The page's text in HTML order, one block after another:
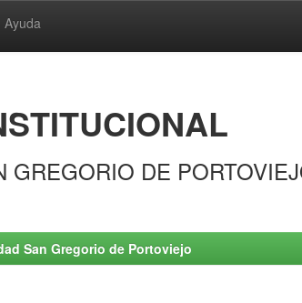
Ayuda
GREGORIO DE
San Gregorio de Portoviejo